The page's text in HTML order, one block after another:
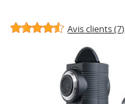
Avis clients (7)